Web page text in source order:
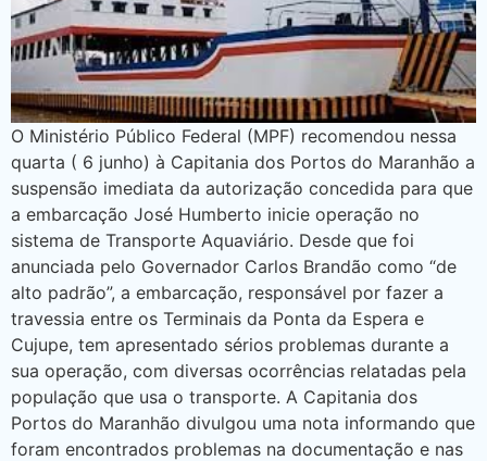
O Ministério Público Federal (MPF) recomendou nessa
quarta ( 6 junho) à Capitania dos Portos do Maranhão a
suspensão imediata da autorização concedida para que
a embarcação José Humberto inicie operação no
sistema de Transporte Aquaviário. Desde que foi
anunciada pelo Governador Carlos Brandão como “de
alto padrão”, a embarcação, responsável por fazer a
travessia entre os Terminais da Ponta da Espera e
Cujupe, tem apresentado sérios problemas durante a
sua operação, com diversas ocorrências relatadas pela
população que usa o transporte. A Capitania dos
Portos do Maranhão divulgou uma nota informando que
foram encontrados problemas na documentação e nas